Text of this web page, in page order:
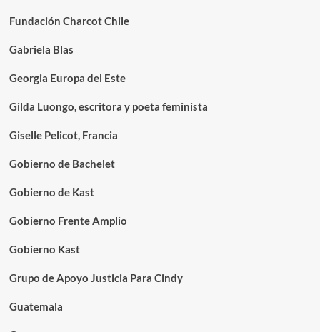
Fundación Charcot Chile
Gabriela Blas
Georgia Europa del Este
Gilda Luongo, escritora y poeta feminista
Giselle Pelicot, Francia
Gobierno de Bachelet
Gobierno de Kast
Gobierno Frente Amplio
Gobierno Kast
Grupo de Apoyo Justicia Para Cindy
Guatemala